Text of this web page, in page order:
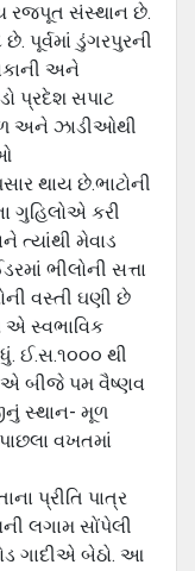
રજપૂત સંસ્થાન છે.
પૂર્વમાં ડુંગરપુરની
અને
પ્રદેશ સપાટ
અને ઝાડીઓથી
થાય છે.ભાટોની
ગુહિલોએ કરી
ત્યાંથી મેવાડ
ભીલોની સત્તા
વસ્તી ઘણી છે
એ સ્વભાવિક
ઈ.સ.૧૦૦૦ થી
બીજે પમ વૈષ્ણવ
સ્થાન- મૂળ
વખતમાં
પ્રીતિ પાત્ર
લગામ સોંપેલી
ગાદીએ બેઠો. આ